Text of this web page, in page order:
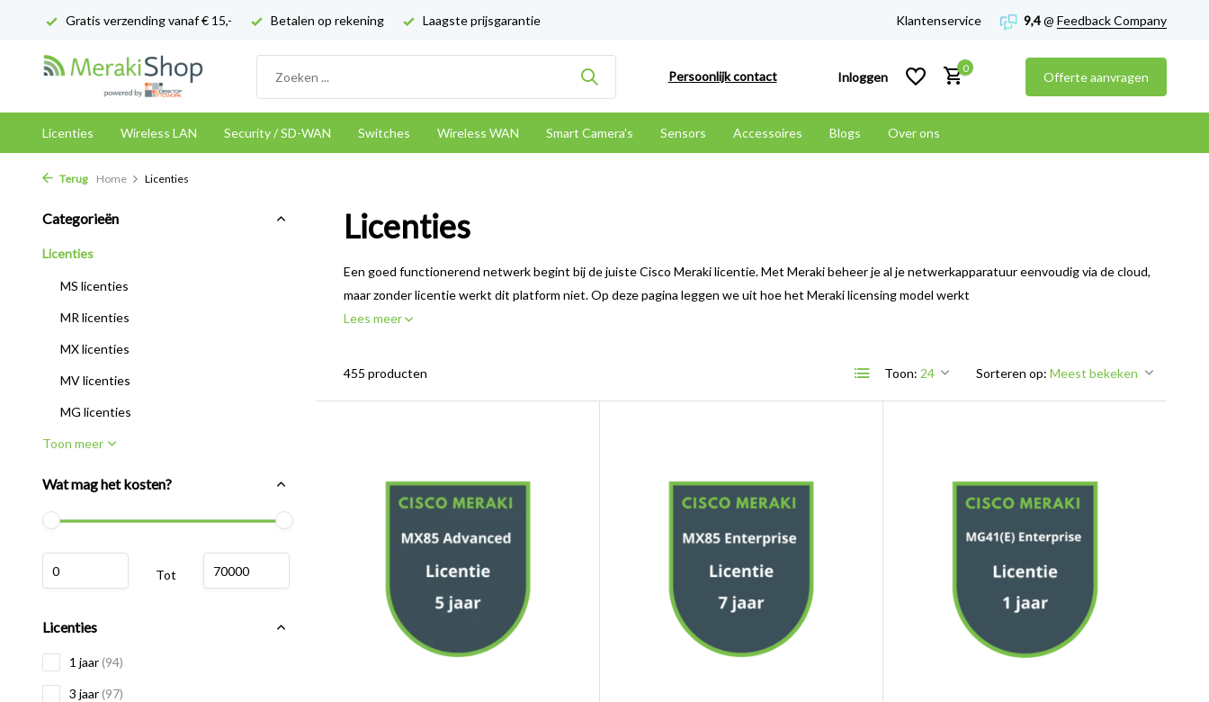
Gratis verzending vanaf € 15,- Betalen op rekening Laagste prijsgarantie Klantenservice 9,4@ Feedback Company
Persoonlijk contact Inloggen
0
Offerte aanvragen
Licenties Wireless LAN Security / SD-WAN Switches Wireless WAN Smart Camera's Sensors Accessoires Blogs Over ons
Terug Home Licenties
Categorieën
Licenties
MS licenties
MR licenties
MX licenties
MV licenties
MG licenties
Toon meer
Wat mag het kosten?
Tot
Licenties
1 jaar(94)
3 jaar(97)
Licenties
Een goed functionerend netwerk begint bij de juiste Cisco Meraki licentie. Met Meraki beheer je al je netwerkapparatuur eenvoudig via de cloud,
maar zonder licentie werkt dit platform niet. Op deze pagina leggen we uit hoe het Meraki licensing model werkt
Lees meer
455 producten Toon: Sorteren op: